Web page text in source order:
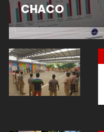
CHACO